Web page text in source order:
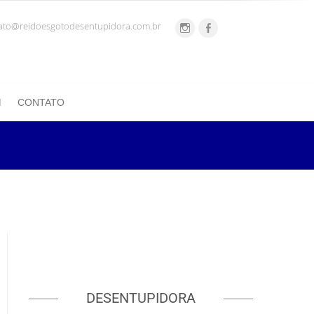
CONTATO
DESENTUPIDORA